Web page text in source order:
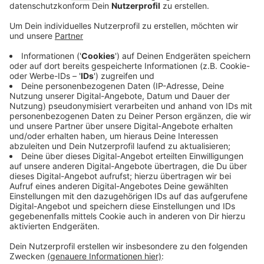
Veröffentlicht:Montag, 17.10.2022 07:06
Der will in seiner aktuellen Umfrage zum Fahrradklima-
Test 2022 herausfinden, wo Politiker noch
nachbessern müssen. Beim letzten Mal hatte
Leverkusen mit der Schulnote vier minus
abgeschnitten. Kritisiert wurden von den Teilnehmern
beispielsweise schlechte Baustellenumleitungen, zu
wenige Falschparker-Kontrollen auf Radwegen und zu
schmale Radwege. Noch bis Ende November können
Interessierte am aktuellen Fahrradklima-Test
teilnehmen und ihre Meinung äußern. Den
entsprechenden Link gibt's
Anzeige